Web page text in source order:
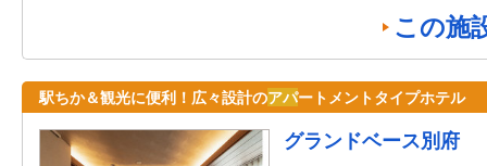
この施
駅ちか＆観光に便利！広々設計のアパートメントタイプホテル
グランドベース別府